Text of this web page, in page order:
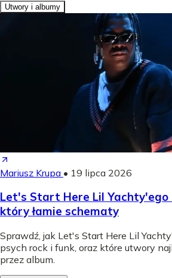
Utwory i albumy
Mariusz Krupa • 19 lipca 2026
Let's Start Here Lil Yachty'ego
który łamie schematy
Sprawdź, jak Let's Start Here Lil
psych rock i funk, oraz które utwory
przez album.